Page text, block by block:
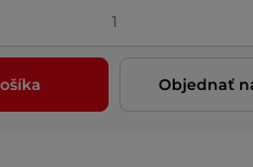
Objednať